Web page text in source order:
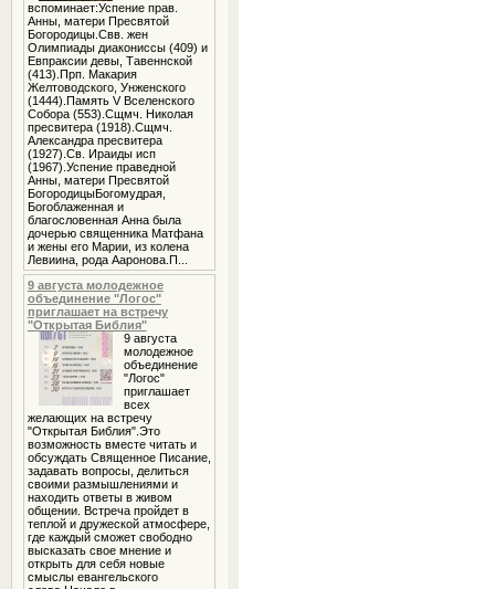
вспоминает:Успение прав.
Анны, матери Пресвятой
Богородицы.Свв. жен
Олимпиады диакониссы (409) и
Евпраксии девы, Тавеннской
(413).Прп. Макария
Желтоводского, Унженского
(1444).Память V Вселенского
Собора (553).Сщмч. Николая
пресвитера (1918).Сщмч.
Александра пресвитера
(1927).Св. Ираиды исп
(1967).Успение праведной
Анны, матери Пресвятой
БогородицыБогомудрая,
Богоблаженная и
благословенная Анна была
дочерью священника Матфана
и жены его Марии, из колена
Левиина, рода Ааронова.П...
9 августа молодежное
объединение "Логос"
приглашает на встречу
"Открытая Библия"
9 августа
молодежное
объединение
"Логос"
приглашает
всех
желающих на встречу
"Открытая Библия".Это
возможность вместе читать и
обсуждать Священное Писание,
задавать вопросы, делиться
своими размышлениями и
находить ответы в живом
общении. Встреча пройдет в
теплой и дружеской атмосфере,
где каждый сможет свободно
высказать свое мнение и
открыть для себя новые
смыслы евангельского